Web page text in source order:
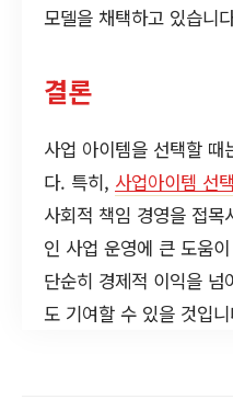
모델을 채택하고 있습니
결론
사업 아이템을 선택할
다. 특히, 사업아이템 선
사회적 책임 경영을 접목
인 사업 운영에 큰 도움
단순히 경제적 이익을
도 기여할 수 있을 것입